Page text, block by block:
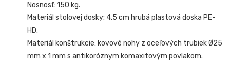
Nosnosť: 150 kg.
Materiál stolovej dosky: 4,5 cm hrubá plastová doska PE-
HD.
Materiál konštrukcie: kovové nohy z oceľových trubiek Ø25
mm x 1 mm s antikoróznym komaxitovým povlakom.